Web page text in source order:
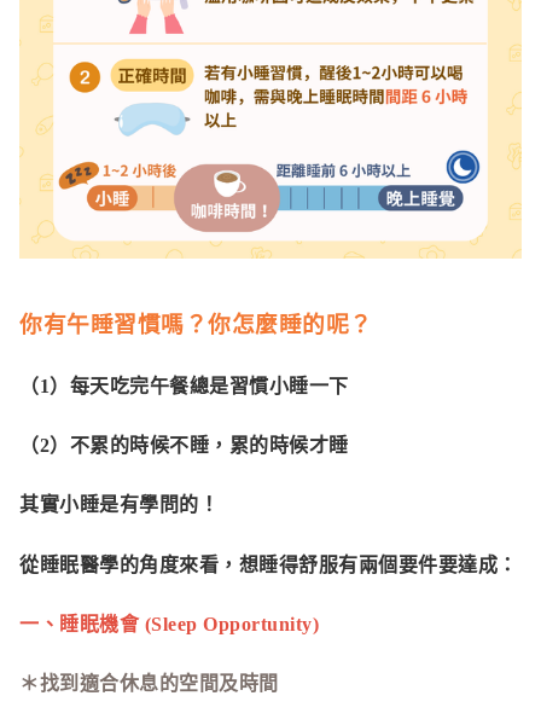
你有午睡習慣嗎？你怎麼睡的呢？
（1）每天吃完午餐總是習慣小睡一下
（2）不累的時候不睡，累的時候才睡
其實小睡是有學問的！
從睡眠醫學的角度來看，想睡得舒服有兩個要件要達成：
一、睡眠機會 (Sleep Opportunity)
＊找到適合休息的空間及時間